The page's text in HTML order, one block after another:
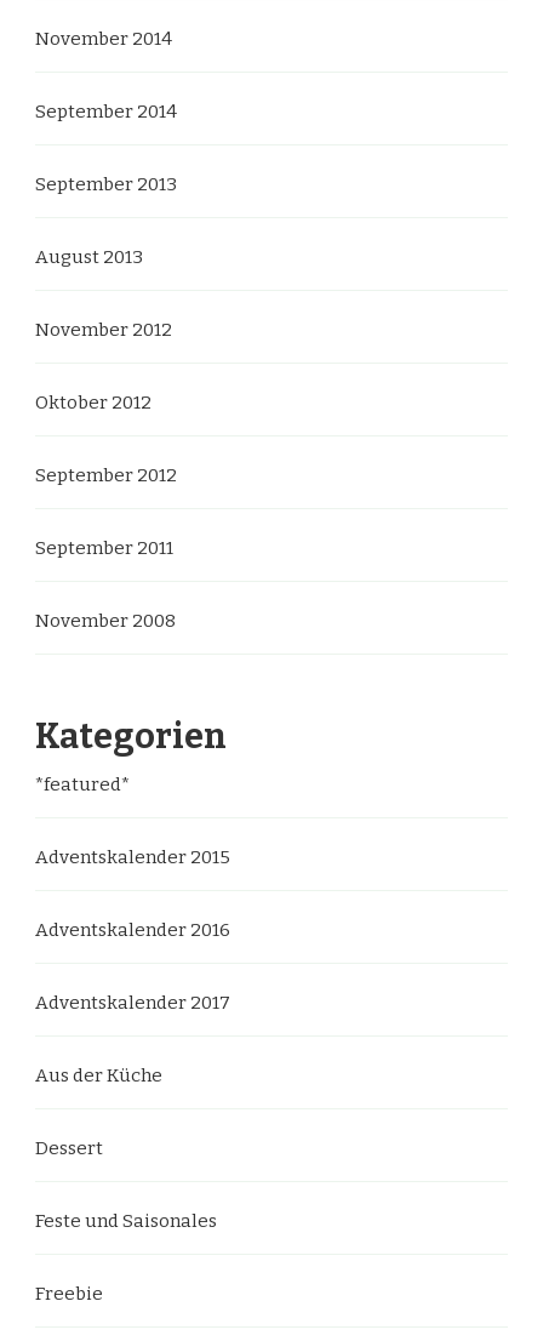
November 2014
September 2014
September 2013
August 2013
November 2012
Oktober 2012
September 2012
September 2011
November 2008
Kategorien
*featured*
Adventskalender 2015
Adventskalender 2016
Adventskalender 2017
Aus der Küche
Dessert
Feste und Saisonales
Freebie